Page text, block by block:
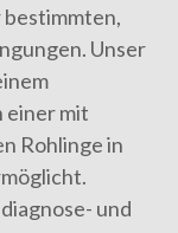
Unser
einer mit
Rohlinge in
und